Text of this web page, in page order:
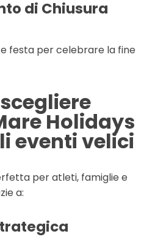
di Chiusura
festa per celebrare la fine
Holidays
eventi velici
per atleti, famiglie e
a: